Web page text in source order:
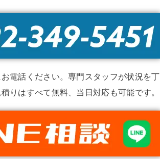
電話ください。専門スタッフが状況を丁
りはすべて無料、当日対応も可能です。